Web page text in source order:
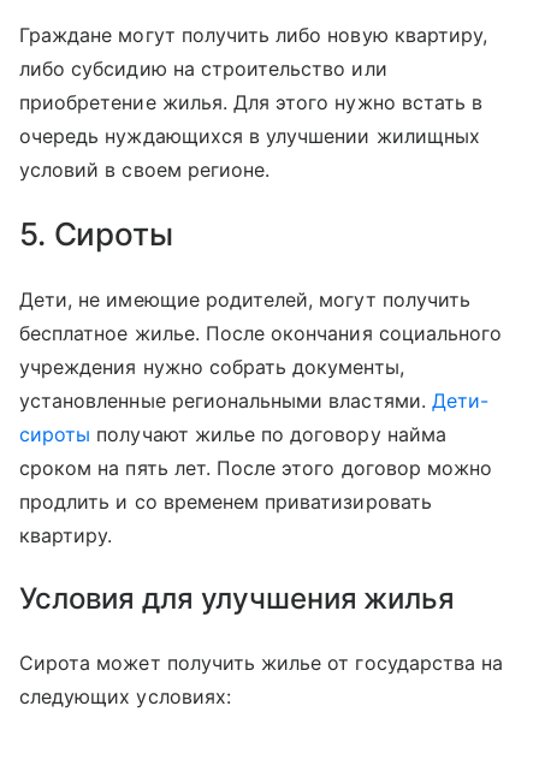
Граждане могут получить либо новую квартиру,
либо субсидию на строительство или
приобретение жилья. Для этого нужно встать в
очередь нуждающихся в улучшении жилищных
условий в своем регионе.
5. Сироты
Дети, не имеющие родителей, могут получить
бесплатное жилье. После окончания социального
учреждения нужно собрать документы,
установленные региональными властями. Дети-
сироты получают жилье по договору найма
сроком на пять лет. После этого договор можно
продлить и со временем приватизировать
квартиру.
Условия для улучшения жилья
Сирота может получить жилье от государства на
следующих условиях: